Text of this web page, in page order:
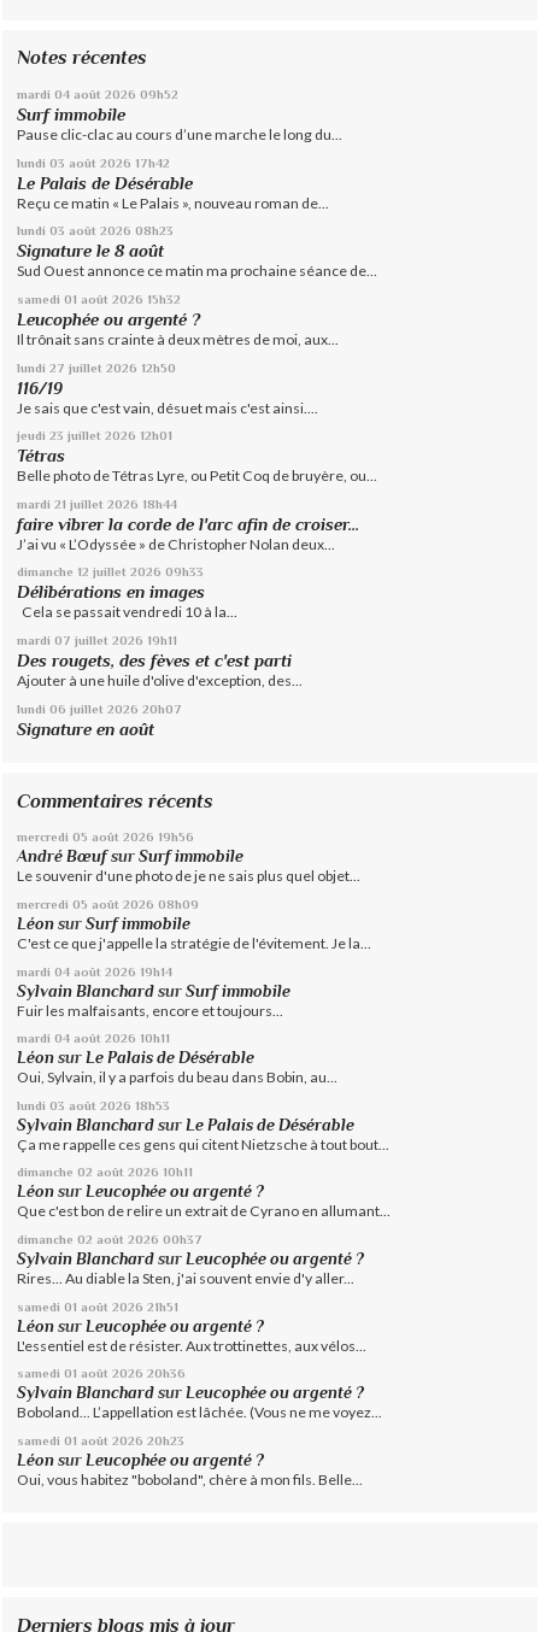
Notes récentes
mardi 04 août 2026 09h52
Surf immobile
Pause clic-clac au cours d’une marche le long du...
lundi 03 août 2026 17h42
Le Palais de Désérable
Reçu ce matin « Le Palais », nouveau roman de...
lundi 03 août 2026 08h23
Signature le 8 août
Sud Ouest annonce ce matin ma prochaine séance de...
samedi 01 août 2026 15h32
Leucophée ou argenté ?
Il trônait sans crainte à deux mètres de moi, aux...
lundi 27 juillet 2026 12h50
116/19
Je sais que c'est vain, désuet mais c'est ainsi....
jeudi 23 juillet 2026 12h01
Tétras
Belle photo de Tétras Lyre, ou Petit Coq de bruyère, ou...
mardi 21 juillet 2026 18h44
faire vibrer la corde de l'arc afin de croiser...
J’ai vu « L’Odyssée » de Christopher Nolan deux...
dimanche 12 juillet 2026 09h33
Délibérations en images
Cela se passait vendredi 10 à la...
mardi 07 juillet 2026 19h11
Des rougets, des fèves et c'est parti
Ajouter à une huile d'olive d'exception, des...
lundi 06 juillet 2026 20h07
Signature en août
Commentaires récents
mercredi 05 août 2026 19h56
André BœufsurSurf immobile
Le souvenir d'une photo de je ne sais plus quel objet...
mercredi 05 août 2026 08h09
Léon surSurf immobile
C'est ce que j'appelle la stratégie de l'évitement. Je la...
mardi 04 août 2026 19h14
Sylvain Blanchard surSurf immobile
Fuir les malfaisants, encore et toujours...
mardi 04 août 2026 10h11
Léon surLe Palais de Désérable
Oui, Sylvain, il y a parfois du beau dans Bobin, au...
lundi 03 août 2026 18h53
Sylvain Blanchard sur Le Palais de Désérable
Ça me rappelle ces gens qui citent Nietzsche à tout bout...
dimanche 02 août 2026 10h11
Léon surLeucophée ou argenté ?
Que c'est bon de relire un extrait de Cyrano en allumant...
dimanche 02 août 2026 00h37
Sylvain Blanchard sur Leucophée ou argenté ?
Rires... Au diable la Sten, j'ai souvent envie d'y aller...
samedi 01 août 2026 21h51
Léon sur Leucophée ou argenté ?
L'essentiel est de résister. Aux trottinettes, aux vélos...
samedi 01 août 2026 20h36
Sylvain Blanchard surLeucophée ou argenté ?
Boboland... L’appellation est lâchée. (Vous ne me voyez...
samedi 01 août 2026 20h23
Léon sur Leucophée ou argenté ?
Oui, vous habitez "boboland", chère à mon fils. Belle...
Derniers blogs mis à jour